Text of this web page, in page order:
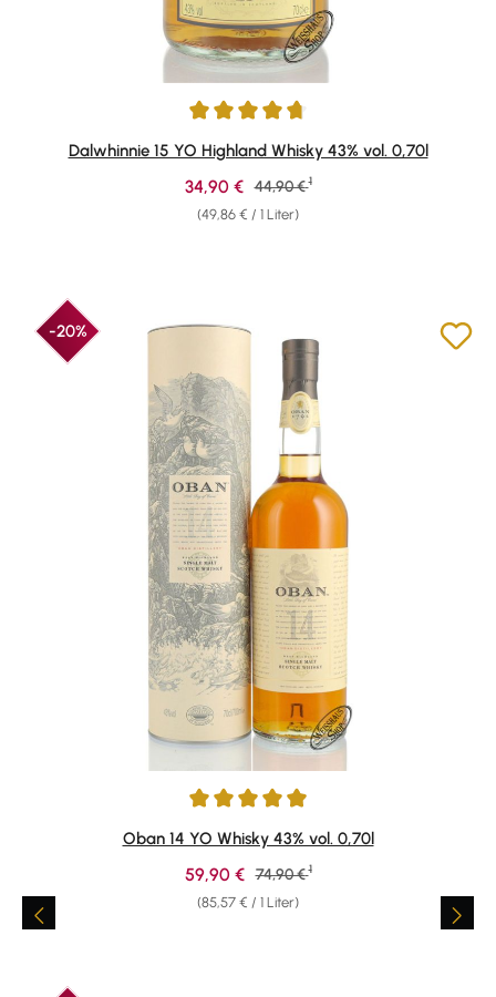
Durchschnittliche Bewertung von 4.82 von 5 Sternen
Dalwhinnie 15 YO Highland Whisky 43% vol. 0,70l
(49,86 € / 1 Liter)
Verkaufspreis:
34,90 € Regulärer Preis:
44,90 € 1
-20%
Durchschnittliche Bewertung von 4.88 von 5 Sternen
Oban 14 YO Whisky 43% vol. 0,70l
(85,57 € / 1 Liter)
Verkaufspreis:
59,90 € Regulärer Preis:
74,90 € 1